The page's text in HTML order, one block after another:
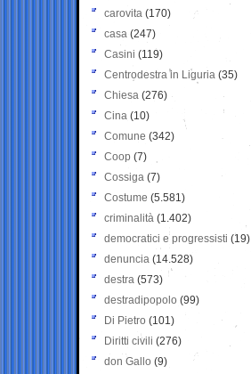
carovita (170)
casa (247)
Casini (119)
Centrodestra in Liguria (35)
Chiesa (276)
Cina (10)
Comune (342)
Coop (7)
Cossiga (7)
Costume (5.581)
criminalità (1.402)
democratici e progressisti (19)
denuncia (14.528)
destra (573)
destradipopolo (99)
Di Pietro (101)
Diritti civili (276)
don Gallo (9)